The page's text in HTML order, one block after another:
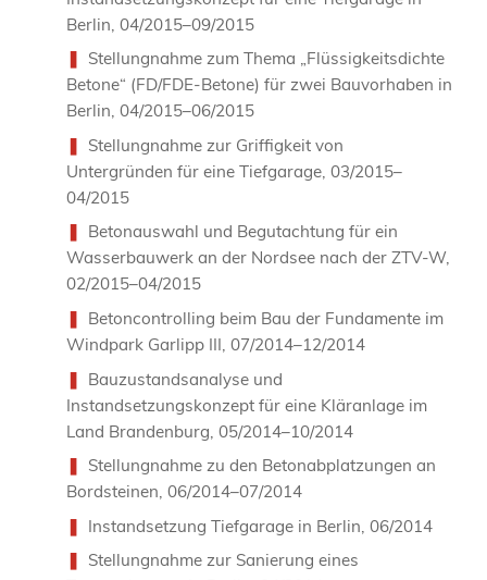
Berlin, 04/2015–09/2015
Stellungnahme zum Thema „Flüssigkeitsdichte
Betone“ (FD/FDE-Betone) für zwei Bauvorhaben in
Berlin, 04/2015–06/2015
Stellungnahme zur Griffigkeit von
Untergründen für eine Tiefgarage, 03/2015–
04/2015
Betonauswahl und Begutachtung für ein
Wasserbauwerk an der Nordsee nach der ZTV-W,
02/2015–04/2015
Betoncontrolling beim Bau der Fundamente im
Windpark Garlipp III, 07/2014–12/2014
Bauzustandsanalyse und
Instandsetzungskonzept für eine Kläranlage im
Land Brandenburg, 05/2014–10/2014
Stellungnahme zu den Betonabplatzungen an
Bordsteinen, 06/2014–07/2014
Instandsetzung Tiefgarage in Berlin, 06/2014
Stellungnahme zur Sanierung eines